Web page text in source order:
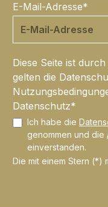
E-Mail-Adresse*
Diese Seite ist
gelten die
Datenschutz*
Ich habe die
genommen und die
einverstanden.
Die mit einem Stern (*)